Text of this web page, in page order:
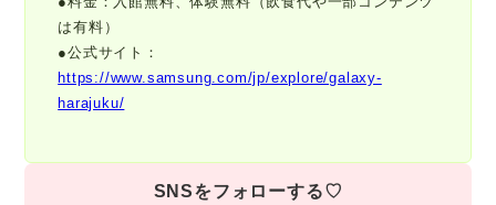
は有料）
●公式サイト：
https://www.samsung.com/jp/explore/galaxy-
harajuku/
SNSをフォローする♡